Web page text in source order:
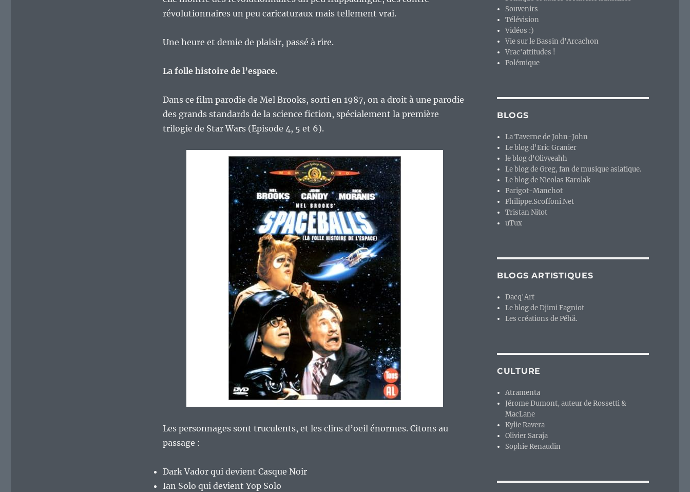
révolutionnaires un peu caricaturaux mais tellement vrai.
Une heure et demie de plaisir, passé à rire.
La folle histoire de l’espace.
Dans ce film parodie de Mel Brooks, sorti en 1987, on a droit à une parodie
des grands standards de la science fiction, spécialement la première
trilogie de Star Wars (Episode 4, 5 et 6).
Les personnages sont truculents, et les clins d’oeil énormes. Citons au
passage :
Dark Vador qui devient Casque Noir
Ian Solo qui devient Yop Solo
Souvenirs
Télévision
Vidéos :)
Vie sur le Bassin d'Arcachon
Vrac'attitudes !
Polémique
BLOGS
La Taverne de John-John
Le blog d'Eric Granier
le blog d'Olivyeahh
Le blog de Greg, fan de musique asiatique.
Le blog de Nicolas Karolak
Parigot-Manchot
Philippe.Scoffoni.Net
Tristan Nitot
uTux
BLOGS ARTISTIQUES
Dacq'Art
Le blog de Djimi Fagniot
Les créations de Péhä.
CULTURE
Atramenta
Jérome Dumont, auteur de Rossetti &
MacLane
Kylie Ravera
Olivier Saraja
Sophie Renaudin